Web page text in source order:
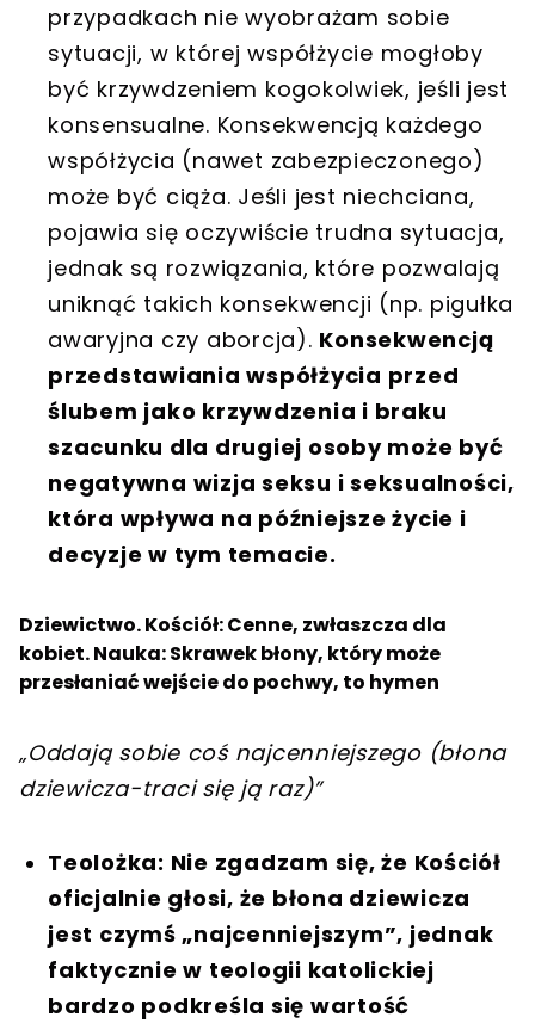
przypadkach nie wyobrażam sobie
sytuacji, w której współżycie mogłoby
być krzywdzeniem kogokolwiek, jeśli jest
konsensualne. Konsekwencją każdego
współżycia (nawet zabezpieczonego)
może być ciąża. Jeśli jest niechciana,
pojawia się oczywiście trudna sytuacja,
jednak są rozwiązania, które pozwalają
uniknąć takich konsekwencji (np. pigułka
awaryjna czy aborcja). Konsekwencją
przedstawiania współżycia przed
ślubem jako krzywdzenia i braku
szacunku dla drugiej osoby może być
negatywna wizja seksu i seksualności,
która wpływa na późniejsze życie i
decyzje w tym temacie.
Dziewictwo. Kościół: Cenne, zwłaszcza dla
kobiet. Nauka: Skrawek błony, który może
przesłaniać wejście do pochwy, to hymen
„Oddają sobie coś najcenniejszego (błona
dziewicza-traci się ją raz)”
Teolożka: Nie zgadzam się, że Kościół
oficjalnie głosi, że błona dziewicza
jest czymś „najcenniejszym”, jednak
faktycznie w teologii katolickiej
bardzo podkreśla się wartość